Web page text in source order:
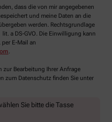
dass die von mir angegebenen
und meine Daten an die
werden. Rechtsgrundlage
a DS-GVO. Die Einwilligung kann
E-Mail an
.
zur Bearbeitung Ihrer Anfrage
zum Datenschutz finden Sie unter
Sie bittedie Tasse